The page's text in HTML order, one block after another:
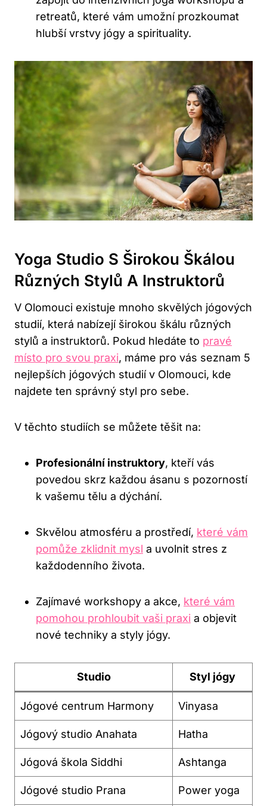
retreatů, které vám umožní ​prozkoumat
hlubší vrstvy‍ jógy a spirituality.
Yoga Studio S Širokou Škálou‍
Různých Stylů A Instruktorů
V Olomouci existuje mnoho skvělých jógových
studií, která nabízejí širokou škálu různých
stylů a instruktorů. Pokud hledáte to pravé
místo pro svou praxi, máme pro vás seznam 5
nejlepších jógových studií v⁣ Olomouci, kde
najdete ten správný styl pro sebe.
V těchto ⁤studiích se můžete⁤ těšit⁢ na:
Profesionální instruktory, kteří vás
povedou skrz každou ásanu s pozorností
k vašemu tělu a dýchání.
Skvělou atmosféru a prostředí, které vám
pomůže zklidnit mysl a uvolnit stres z‍
každodenního života.
Zajímavé workshopy ⁤a akce, které vám
pomohou prohloubit vaši praxi a objevit
nové techniky a styly jógy.
Studio Styl jógy
Jógové centrum Harmony Vinyasa
Jógový ‌studio Anahata Hatha
Jógová škola Siddhi Ashtanga
Jógové studio Prana Power‍ yoga